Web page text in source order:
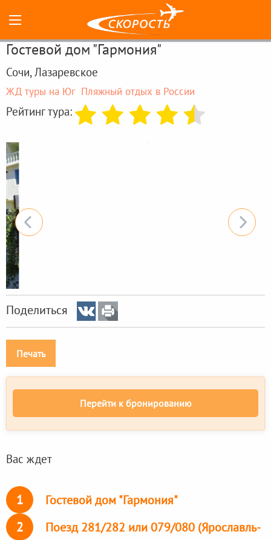
Гостевой дом "Гармония"
Сочи, Лазаревское
ЖД туры на Юг Пляжный отдых в России
Рейтинг тура:
Поделиться
Печать
Перейти к бронированию
Вас ждет
1 Гостевой дом "Гармония"
2
Поезд 281/282 или 079/080 (Ярославль-